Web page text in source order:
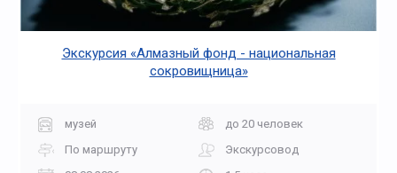
Экскурсия «Алмазный фонд - национальная
сокровищница»
музей
до 20 человек
По маршруту
Экскурсовод